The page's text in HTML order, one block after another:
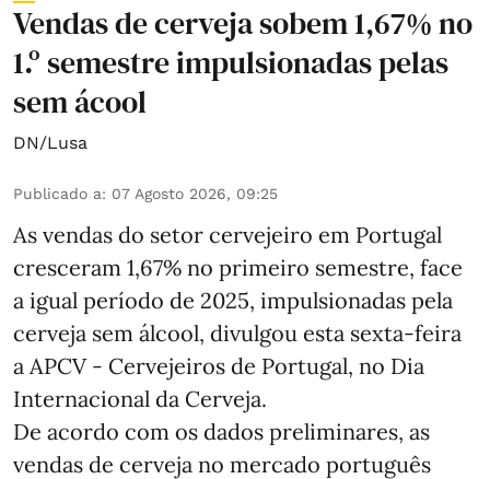
Vendas de cerveja sobem 1,67% no
1.º semestre impulsionadas pelas
sem ácool
DN/Lusa
Publicado a: 07 Agosto 2026, 09:25
As vendas do setor cervejeiro em Portugal
cresceram 1,67% no primeiro semestre, face
a igual período de 2025, impulsionadas pela
cerveja sem álcool, divulgou esta sexta-feira
a APCV - Cervejeiros de Portugal, no Dia
Internacional da Cerveja.
De acordo com os dados preliminares, as
vendas de cerveja no mercado português